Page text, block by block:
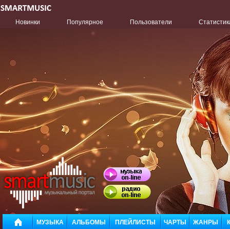
Новинки Популярное Пользователи
МУЗЫКА АЛЬБОМЫ ПЛЕЙЛИСТЫ ЧАРТЫ ЖАНРЫ